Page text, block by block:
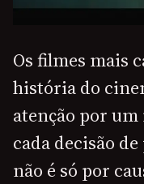
Os filmes mais
história do
atenção por
cada decisão
não é só por